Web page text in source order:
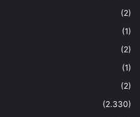
(2)
(1)
(2)
(1)
(2)
(2.330)